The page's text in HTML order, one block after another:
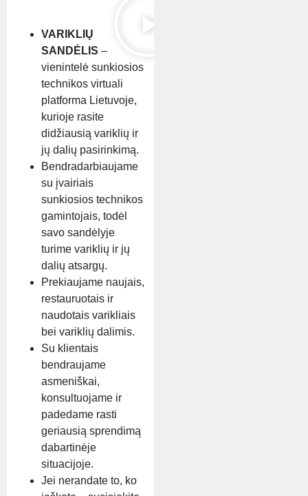
VARIKLIŲ
SANDĖLIS –
vienintelė sunkiosios
technikos virtuali
platforma Lietuvoje,
kurioje rasite
didžiausią variklių ir
jų dalių pasirinkimą.
Bendradarbiaujame
su įvairiais
sunkiosios technikos
gamintojais, todėl
savo sandėlyje
turime variklių ir jų
dalių atsargų.
Prekiaujame naujais,
restauruotais ir
naudotais varikliais
bei variklių dalimis.
Su klientais
bendraujame
asmeniškai,
konsultuojame ir
padedame rasti
geriausią sprendimą
dabartinėje
situacijoje.
Jei nerandate to, ko